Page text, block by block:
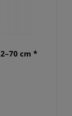
cm *